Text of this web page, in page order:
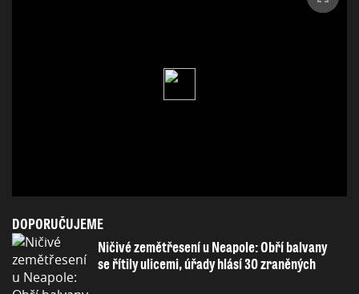
DOPORUČUJEME
Ničivé zemětřesení u Neapole: Obří balvany
se řítily ulicemi, úřady hlásí 30 zraněných